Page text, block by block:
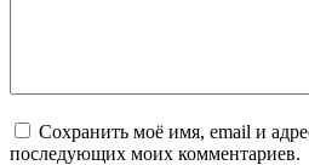
Сохранить моё имя, email и
последующих моих комментариев.